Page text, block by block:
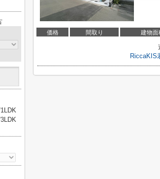
価格 間取り 建物面
RiccaKIS